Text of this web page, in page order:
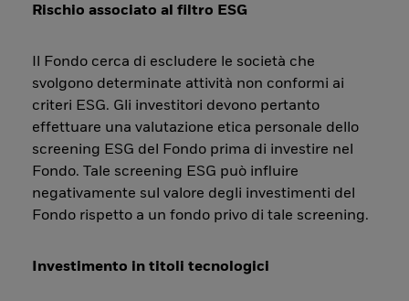
Rischio associato al filtro ESG
Il Fondo cerca di escludere le società che
svolgono determinate attività non conformi ai
criteri ESG. Gli investitori devono pertanto
effettuare una valutazione etica personale dello
screening ESG del Fondo prima di investire nel
Fondo. Tale screening ESG può influire
negativamente sul valore degli investimenti del
Fondo rispetto a un fondo privo di tale screening.
Investimento in titoli tecnologici